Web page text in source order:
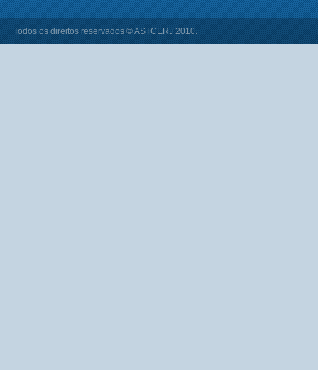
Todos os direitos reservados © ASTCERJ 2010.